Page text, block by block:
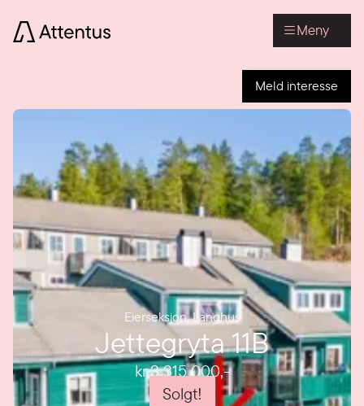
Meny
Meld interesse
Eierseksjon,Langhus
Jettegryta 11B
kr 3 315 000,-
Solgt!